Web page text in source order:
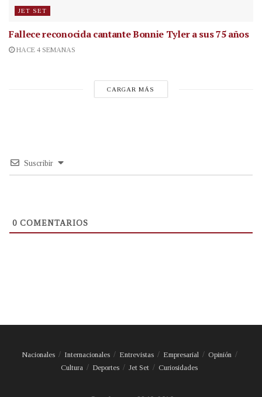
JET SET
Fallece reconocida cantanteBonnie Tyler a sus 75 años
HACE 4 SEMANAS
CARGAR MÁS
Suscribir
0 COMENTARIOS
Nacionales Internacionales Entrevistas Empresarial
Opinión
Cultura
Deportes Jet Set Curiosidades